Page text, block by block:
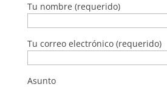
Tu nombre (requerido)
Tu correo electrónico (requerido)
Asunto